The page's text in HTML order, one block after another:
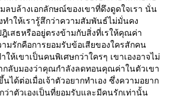
ลบล้างเอกลักษณ์ของเขาที่ดึงดูดใจเรา นั่น
ทำให้เรารู้สึกว่าความสัมพันธ์ไม่มั่นคง
ฎิเสธหรืออยู่ตรงข้ามกับสิ่งที่เรให้คุณค่า
มรักคือการยอมรับข้อเสียของใครสักคน
ห้เขาเป็นคนพิเศษกว่าใครๆ เขาเองอาจไม่
กลับมองว่าคุณกำลังลดทอนคุณค่าในตัวเขา
ได้ต่อเมื่อเจ้าตัวอยากทำเอง ซึ่งความอยาก
ว่าตัวเองเป็นที่ยอมรับและมีคนรักเท่านั้น